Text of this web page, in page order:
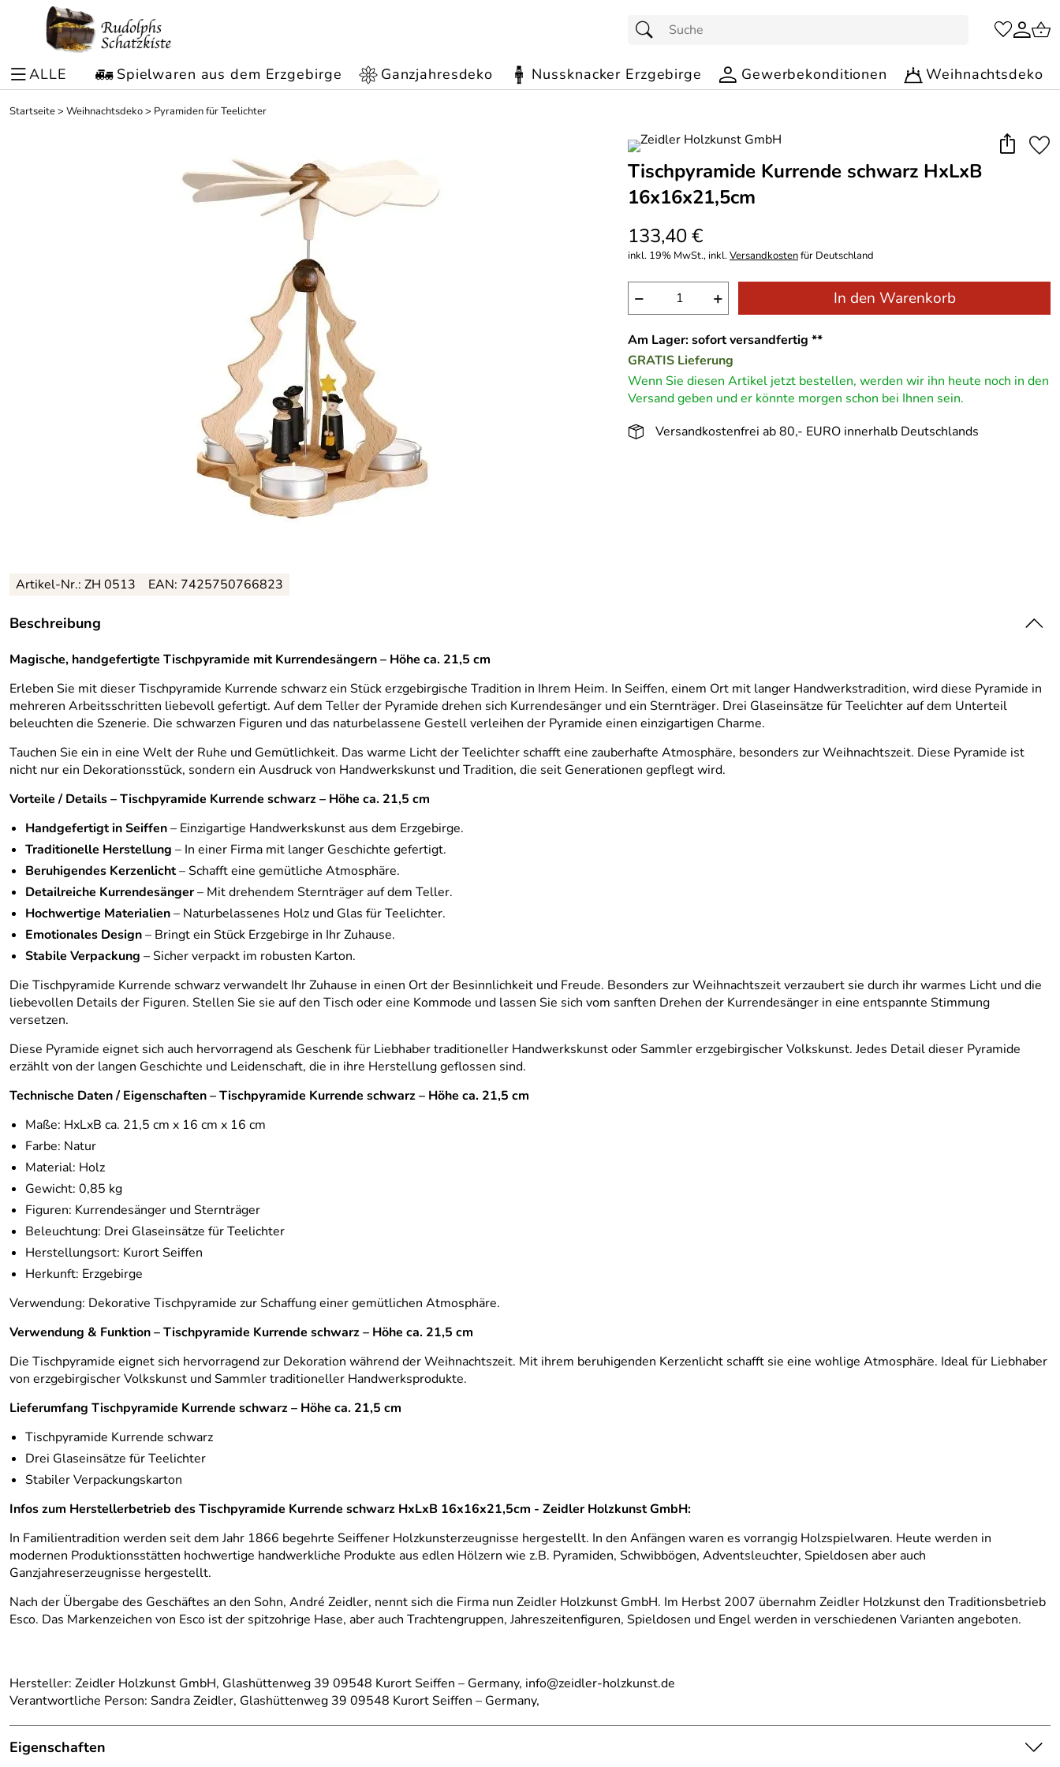
ALLE Spielwaren aus dem Erzgebirge Ganzjahresdeko Nussknacker Erzgebirge Gewerbekonditionen Weihnachtsdeko
Startseite> Weihnachtsdeko> Pyramiden für Teelichter
Tischpyramide Kurrende schwarz HxLxB
16x16x21,5cm
133,40 €
inkl. 19% MwSt., inkl.Versandkostenfür Deutschland
− + In den Warenkorb
Am Lager: sofort versandfertig **
GRATIS Lieferung
Wenn Sie diesen Artikel jetzt bestellen, werden wir ihn heute noch in den
Versand geben und er könnte morgen schon bei Ihnen sein.
Versandkostenfrei ab 80,- EURO innerhalb Deutschlands
Artikel-Nr.: ZH 0513 EAN: 7425750766823
Beschreibung
Magische, handgefertigte Tischpyramide mit Kurrendesängern – Höhe ca. 21,5 cm
Erleben Sie mit dieser Tischpyramide Kurrende schwarz ein Stück erzgebirgische Tradition in Ihrem Heim. In Seiffen, einem Ort mit langer Handwerkstradition, wird diese Pyramide in
mehreren Arbeitsschritten liebevoll gefertigt. Auf dem Teller der Pyramide drehen sich Kurrendesänger und ein Sternträger. Drei Glaseinsätze für Teelichter auf dem Unterteil
beleuchten die Szenerie. Die schwarzen Figuren und das naturbelassene Gestell verleihen der Pyramide einen einzigartigen Charme.
Tauchen Sie ein in eine Welt der Ruhe und Gemütlichkeit. Das warme Licht der Teelichter schafft eine zauberhafte Atmosphäre, besonders zur Weihnachtszeit. Diese Pyramide ist
nicht nur ein Dekorationsstück, sondern ein Ausdruck von Handwerkskunst und Tradition, die seit Generationen gepflegt wird.
Vorteile / Details – Tischpyramide Kurrende schwarz – Höhe ca. 21,5 cm
Handgefertigt in Seiffen– Einzigartige Handwerkskunst aus dem Erzgebirge.
Traditionelle Herstellung – In einer Firma mit langer Geschichte gefertigt.
Beruhigendes Kerzenlicht– Schafft eine gemütliche Atmosphäre.
Detailreiche Kurrendesänger– Mit drehendem Sternträger auf dem Teller.
Hochwertige Materialien– Naturbelassenes Holz und Glas für Teelichter.
Emotionales Design– Bringt ein Stück Erzgebirge in Ihr Zuhause.
Stabile Verpackung – Sicher verpackt im robusten Karton.
Die Tischpyramide Kurrende schwarz verwandelt Ihr Zuhause in einen Ort der Besinnlichkeit und Freude. Besonders zur Weihnachtszeit verzaubert sie durch ihr warmes Licht und die
liebevollen Details der Figuren. Stellen Sie sie auf den Tisch oder eine Kommode und lassen Sie sich vom sanften Drehen der Kurrendesänger in eine entspannte Stimmung
versetzen.
Diese Pyramide eignet sich auch hervorragend als Geschenk für Liebhaber traditioneller Handwerkskunst oder Sammler erzgebirgischer Volkskunst. Jedes Detail dieser Pyramide
erzählt von der langen Geschichte und Leidenschaft, die in ihre Herstellung geflossen sind.
Technische Daten / Eigenschaften – Tischpyramide Kurrende schwarz – Höhe ca. 21,5 cm
Maße: HxLxB ca. 21,5 cm x 16 cm x 16 cm
Farbe: Natur
Material: Holz
Gewicht: 0,85 kg
Figuren: Kurrendesänger und Sternträger
Beleuchtung: Drei Glaseinsätze für Teelichter
Herstellungsort: Kurort Seiffen
Herkunft: Erzgebirge
Verwendung: Dekorative Tischpyramide zur Schaffung einer gemütlichen Atmosphäre.
Verwendung & Funktion – Tischpyramide Kurrende schwarz – Höhe ca. 21,5 cm
Die Tischpyramide eignet sich hervorragend zur Dekoration während der Weihnachtszeit. Mit ihrem beruhigenden Kerzenlicht schafft sie eine wohlige Atmosphäre. Ideal für Liebhaber
von erzgebirgischer Volkskunst und Sammler traditioneller Handwerksprodukte.
Lieferumfang Tischpyramide Kurrende schwarz – Höhe ca. 21,5 cm
Tischpyramide Kurrende schwarz
Drei Glaseinsätze für Teelichter
Stabiler Verpackungskarton
Infos zum Herstellerbetrieb des Tischpyramide Kurrende schwarz HxLxB 16x16x21,5cm - Zeidler Holzkunst GmbH:
In Familientradition werden seit dem Jahr 1866 begehrte Seiffener Holzkunsterzeugnisse hergestellt. In den Anfängen waren es vorrangig Holzspielwaren. Heute werden in
modernen Produktionsstätten hochwertige handwerkliche Produkte aus edlen Hölzern wie z.B. Pyramiden, Schwibbögen, Adventsleuchter, Spieldosen aber auch
Ganzjahreserzeugnisse hergestellt.
Nach der Übergabe des Geschäftes an den Sohn, André Zeidler, nennt sich die Firma nun Zeidler Holzkunst GmbH. Im Herbst 2007 übernahm Zeidler Holzkunst den Traditionsbetrieb
Esco. Das Markenzeichen von Esco ist der spitzohrige Hase, aber auch Trachtengruppen, Jahreszeitenfiguren, Spieldosen und Engel werden in verschiedenen Varianten angeboten.
Hersteller: Zeidler Holzkunst GmbH, Glashüttenweg 39 09548 Kurort Seiffen – Germany, info@zeidler-holzkunst.de
Verantwortliche Person: Sandra Zeidler, Glashüttenweg 39 09548 Kurort Seiffen – Germany,
Eigenschaften